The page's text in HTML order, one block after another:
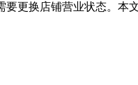
更换店铺营业状态。本